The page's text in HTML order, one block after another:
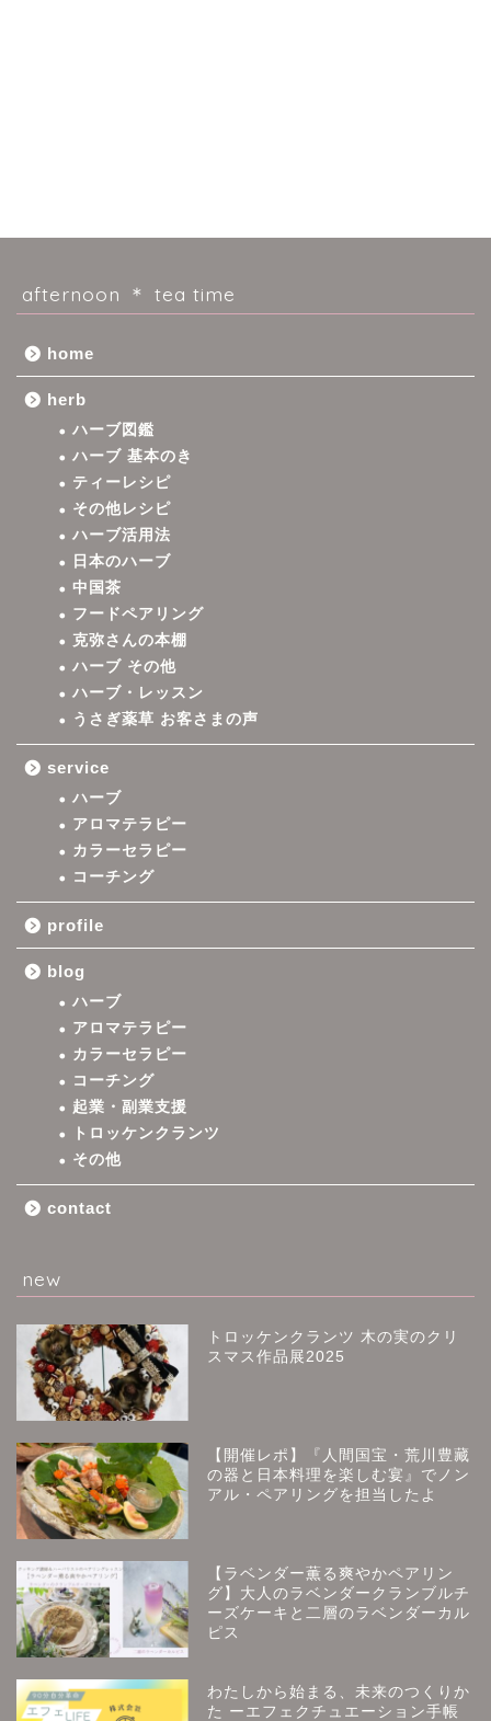
afternoon ＊ tea time
home
herb
ハーブ図鑑
ハーブ 基本のき
ティーレシピ
その他レシピ
ハーブ活用法
日本のハーブ
中国茶
フードペアリング
克弥さんの本棚
ハーブ その他
ハーブ・レッスン
うさぎ薬草 お客さまの声
service
ハーブ
アロマテラピー
カラーセラピー
コーチング
profile
blog
ハーブ
アロマテラピー
カラーセラピー
コーチング
起業・副業支援
トロッケンクランツ
その他
contact
new
トロッケンクランツ 木の実のクリ
スマス作品展2025
【開催レポ】『人間国宝・荒川豊藏
の器と日本料理を楽しむ宴』でノン
アル・ペアリングを担当したよ
【ラベンダー薫る爽やかペアリン
グ】大人のラベンダークランブルチ
ーズケーキと二層のラベンダーカル
ピス
わたしから始まる、未来のつくりか
た ーエフェクチュエーション手帳